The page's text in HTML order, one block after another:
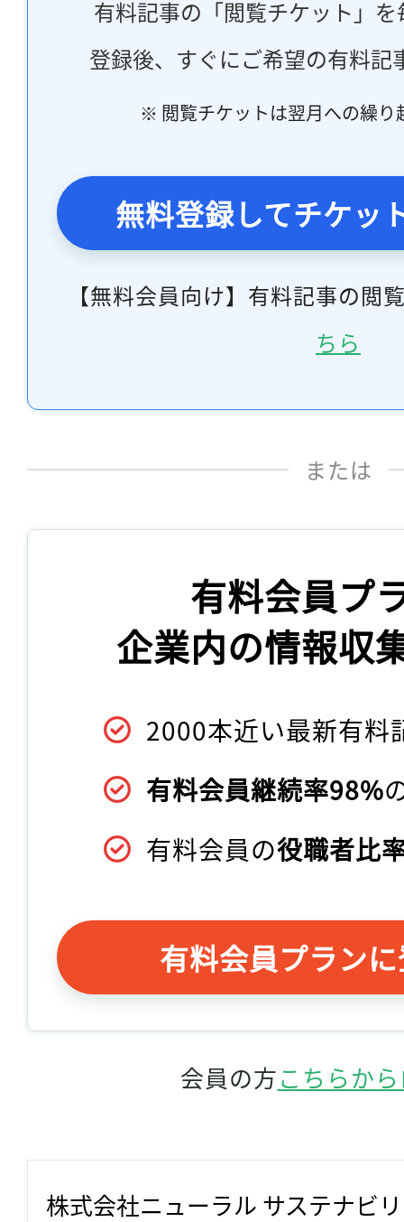
有料記事の「閲覧チケット」
登録後、すぐにご希望の有料記
※ 閲覧チケットは翌月への繰り
無料登録してチケッ
【無料会員向け】有料記事の閲
ちら
または
有料会員プ
企業内の情報収
2000本近い最新有料
有料会員継続率98%
有料会員の役職者比
有料会員プラン
会員の方こちらか
株式会社ニューラル サステナビ